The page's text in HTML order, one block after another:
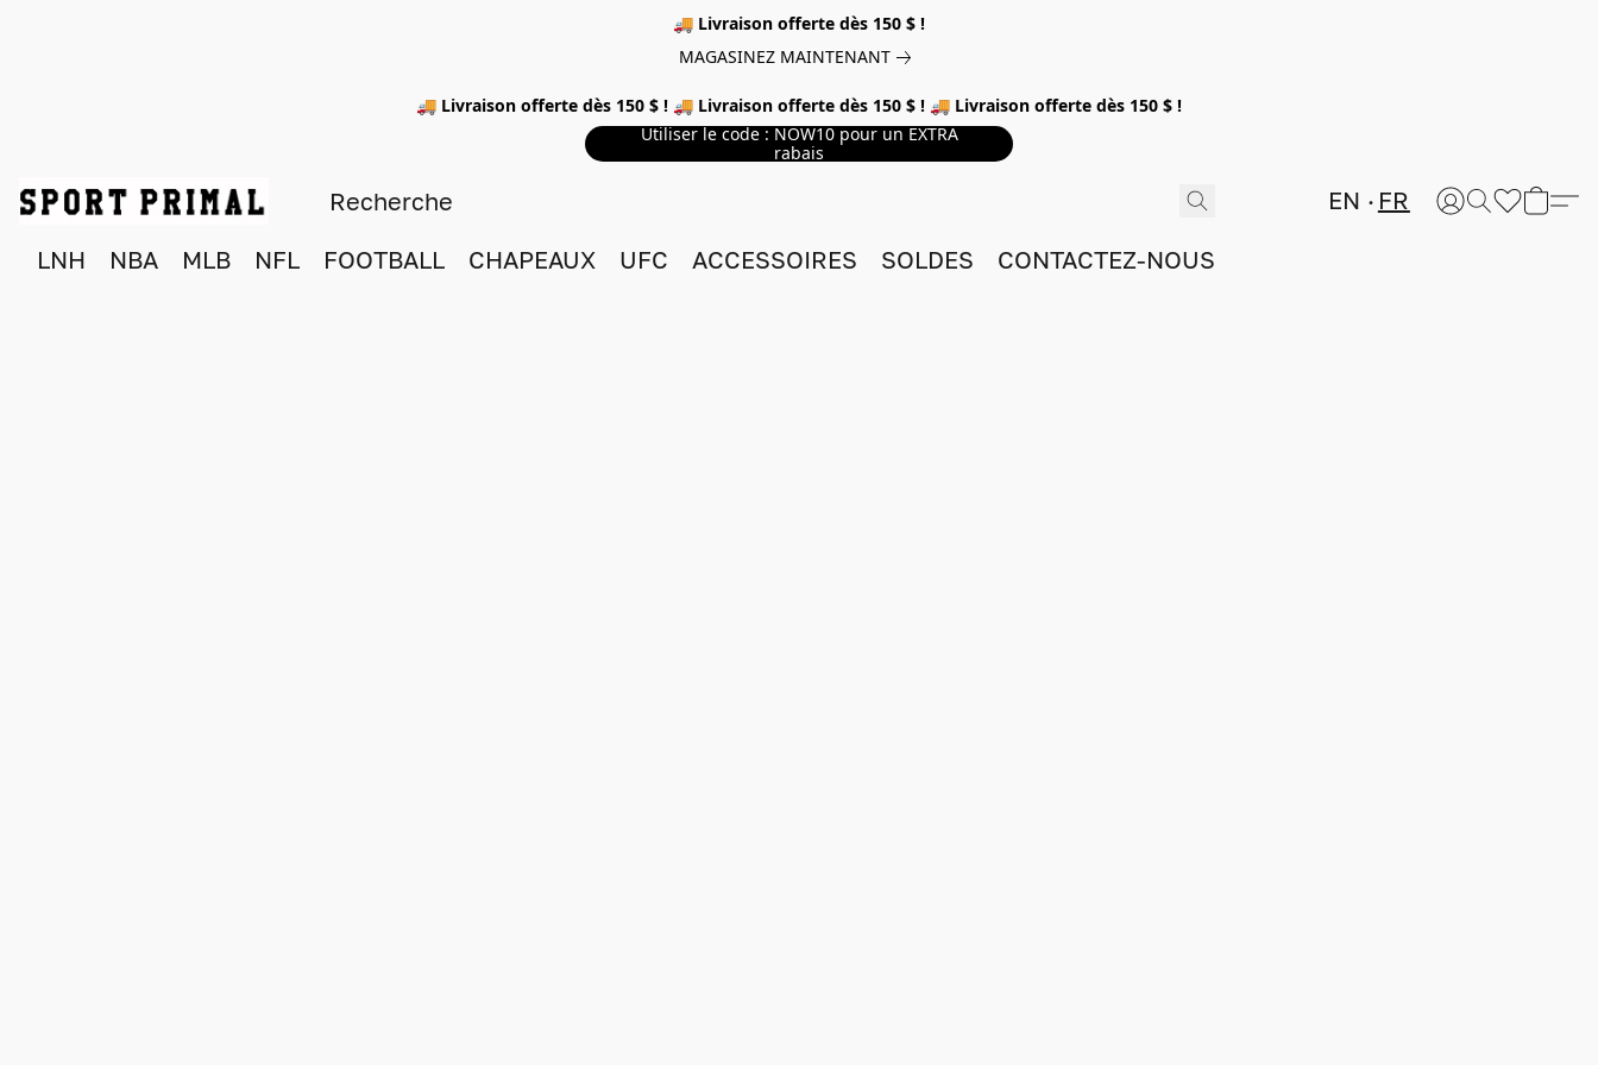
🚚 Livraison offerte dès 150 $ !
MAGASINEZ MAINTENANT
🚚 Livraison offerte dès 150 $ ! 🚚 Livraison offerte dès 150 $ ! 🚚 Livraison offerte dès 150 $ !
Utiliser le code : NOW10 pour un EXTRA
rabais
EN FR
LNH NBA MLB NFL FOOTBALL CHAPEAUX UFC ACCESSOIRES SOLDES CONTACTEZ-NOUS